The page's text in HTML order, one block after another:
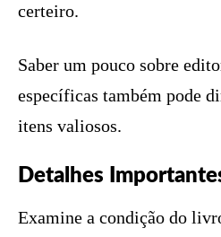
certeiro.
Saber um pouco sobre
específicas também pode
itens valiosos.
Detalhes
Examine a condição do